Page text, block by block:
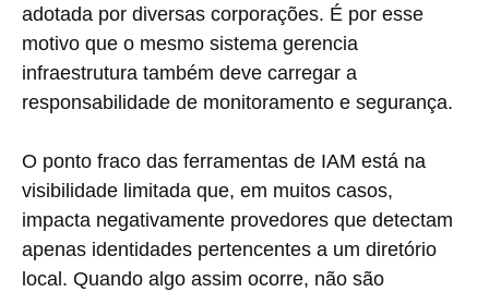
adotada por diversas corporações. É por esse
motivo que o mesmo sistema gerencia
infraestrutura também deve carregar a
responsabilidade de monitoramento e segurança.
O ponto fraco das ferramentas de IAM está na
visibilidade limitada que, em muitos casos,
impacta negativamente provedores que detectam
apenas identidades pertencentes a um diretório
local. Quando algo assim ocorre, não são